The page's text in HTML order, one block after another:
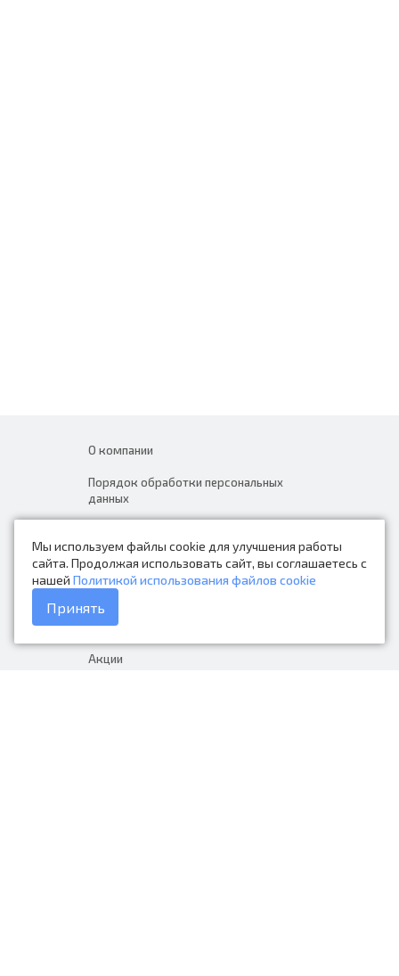
Мы используем файлы cookie для улучшения работы
сайта. Продолжая использовать сайт, вы соглашаетесь с
нашей Политикой использования файлов cookie
Принять
О компании
Порядок обработки персональных
данных
Контакты
Каталог товаров
Доставка и оплата
Акции